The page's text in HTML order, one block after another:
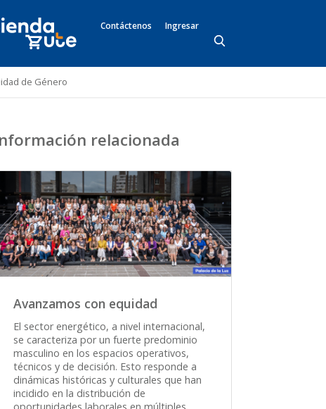
Contáctenos Ingresar
de Género
relacionada
Avanzamos con equidad
El sector energético, a nivel internacional,
se caracteriza por un fuerte predominio
masculino en los espacios operativos,
técnicos y de decisión. Esto responde a
dinámicas históricas y culturales que han
incidido en la distribución de